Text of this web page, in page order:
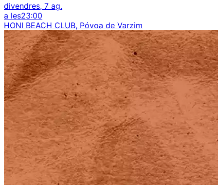
divendres, 7 ag.
a les23:00
HONI BEACH CLUB, Póvoa de Varzim